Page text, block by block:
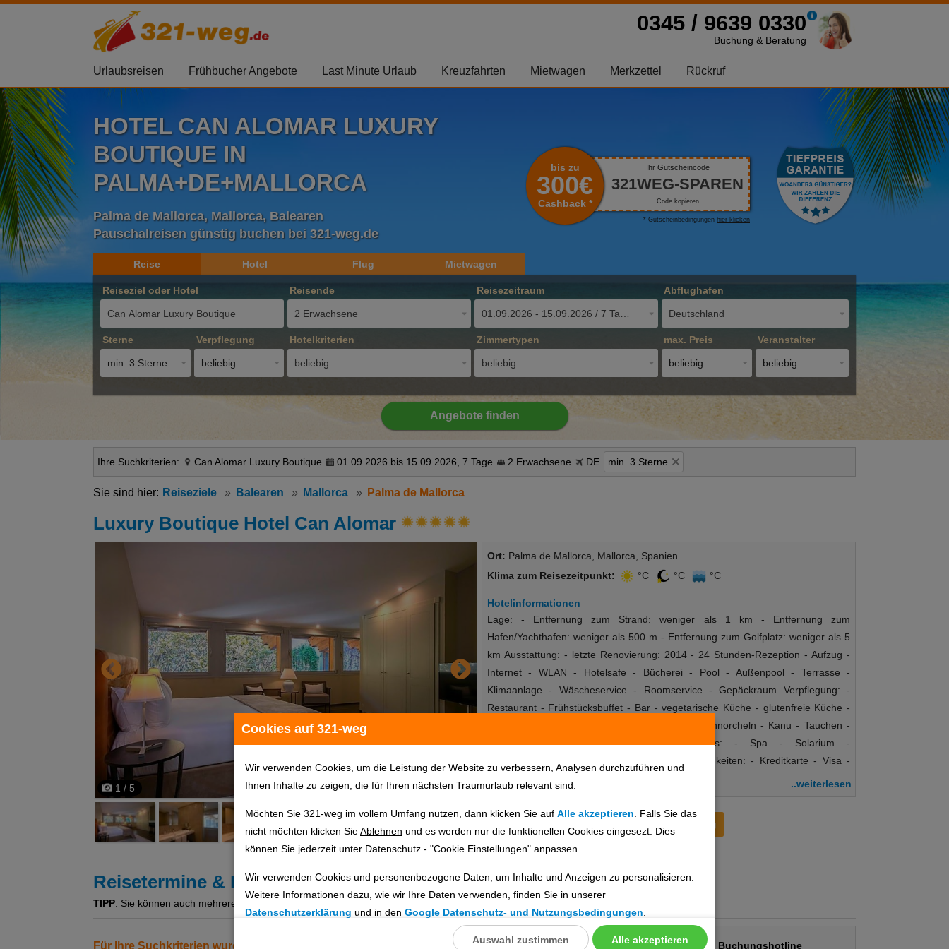
Cookies auf 321-weg
Wir verwenden Cookies, um die Leistung der Website zu verbessern, Analysen durchzuführen und
Ihnen Inhalte zu zeigen, die für Ihren nächsten Traumurlaub relevant sind.
Möchten Sie 321-weg im vollem Umfang nutzen, dann klicken Sie auf Alle akzeptieren . Falls Sie das
nicht möchten klicken SieAblehnen und es werden nur die funktionellen Cookies eingesezt. Dies
können Sie jederzeit unter Datenschutz - "Cookie Einstellungen" anpassen.
Wir verwenden Cookies und personenbezogene Daten, um Inhalte und Anzeigen zu personalisieren.
Weitere Informationen dazu, wie wir Ihre Daten verwenden, finden Sie in unserer
Datenschutzerklärung und in den Google Datenschutz- und Nutzungsbedingungen
Alle akzeptieren
Auswahl zustimmen
0345 / 9639 0330
Buchung & Beratung
Urlaubsreisen Frühbucher Angebote Last Minute Urlaub Kreuzfahrten Mietwagen Merkzettel Rückruf
HOTEL CAN ALOMAR LUXURY
BOUTIQUE IN
PALMA+DE+MALLORCA
Palma de Mallorca, Mallorca, Balearen
Pauschalreisen günstig buchen bei 321-weg.de
bis zu
300€
Cashback *
Ihr Gutscheincode
321WEG-SPAREN
Code kopieren
* Gutscheinbedingungen hier klicken
Reise Hotel Flug Mietwagen
Reiseziel oder Hotel Reisende
2 Erwachsene
Reisezeitraum
01.09.2026 - 15.09.2026 / 7 Tage
Abflughafen
Deutschland
Sterne
min. 3 Sterne
Verpflegung
beliebig
Hotelkriterien
beliebig
Zimmertypen
beliebig
max. Preis
beliebig
Veranstalter
beliebig
Angebote finden
Ihre Suchkriterien: Can Alomar Luxury Boutique 01.09.2026 bis 15.09.2026, 7 Tage 2 Erwachsene DE min. 3 Sterne
Reiseziele Balearen Mallorca Palma de Mallorca
Luxury Boutique Hotel Can Alomar
1 / 5
Preisentwicklung
Ort: Palma de Mallorca, Mallorca, Spanien
Klima zum Reisezeitpunkt:
°C °C °C
Hotelinformationen
Lage: - Entfernung zum Strand: weniger als 1 km - Entfernung zum
Hafen/Yachthafen: weniger als 500 m - Entfernung zum Golfplatz: weniger als 5
km Ausstattung: - letzte Renovierung: 2014 - 24 Stunden-Rezeption - Aufzug -
Internet - WLAN - Hotelsafe - Bücherei - Pool - Außenpool - Terrasse -
Klimaanlage - Wäscheservice - Roomservice - Gepäckraum Verpflegung: -
Restaurant - Frühstücksbuffet - Bar - vegetarische Küche - glutenfreie Küche -
Diätküche Kinder: - Babysitterservice Sport: - Schnorcheln - Kanu - Tauchen -
Fahrradverleih - Reiten - Angeln Wellness: - Spa - Solarium -
Schönheitsanwendungen/Beauty Zahlungsmöglichkeiten: - Kreditkarte - Visa -
..weiterlesen
Reisetermine & Leistungen
TIPP: Sie können auch mehrere Angebote gleichzeitig prüfen. Die Verfügbarkeit wird direkt beim Veranstalter geprüft.
Buchungshotline
Für Ihre Suchkriterien wurden keine Ergebnisse gefunden.